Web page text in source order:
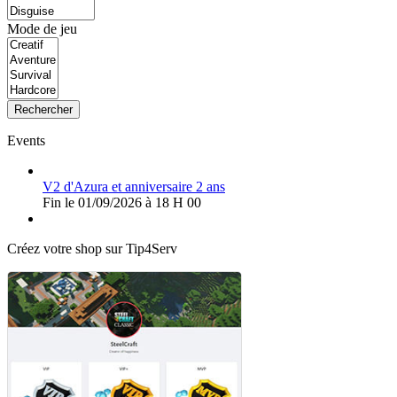
Mode de jeu
Rechercher
Events
V2 d'Azura et anniversaire 2 ans
Fin le 01/09/2026 à 18 H 00
Créez votre shop sur Tip4Serv